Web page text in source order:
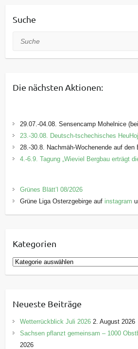
Suche
Suche
Die nächsten Aktionen:
29.07.-04.08. Sensencamp Mohelnice
23.-30.08. Deutsch-tschechisches
28.-30.8. Nachmäh-Wochenende auf den
4.-6.9. Tagung „Wieviel Bergbau erträgt
Grünes Blätt’l 08/2026
Grüne Liga Osterzgebirge auf instagram
Kategorien
K
a
g
o
r
Neueste Beiträge
Wetterrückblick Juli 2026 2. August 2026
Sachsen pflanzt gemeinsam – 1000
2026